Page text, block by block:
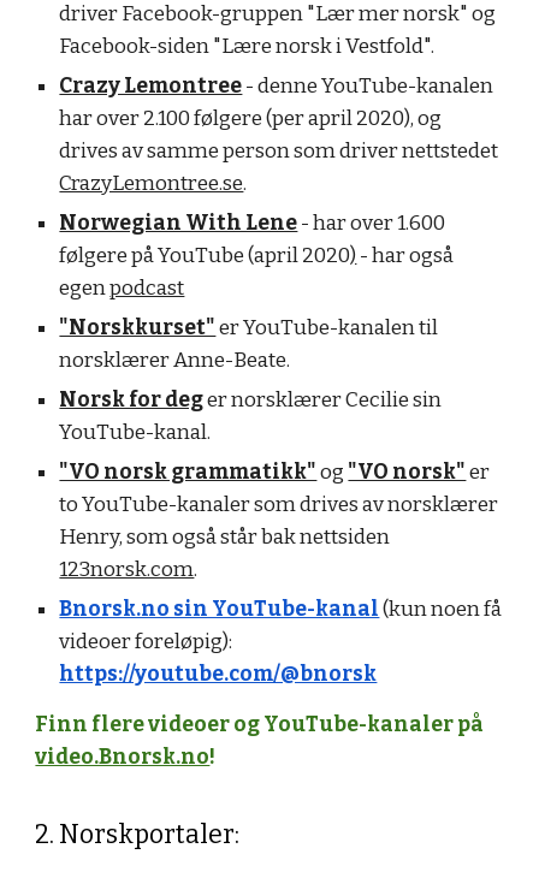
driver Facebook-gruppen "Lær mer norsk" og
Facebook-siden"Lære norsk i Vestfold".
Crazy Lemontree- denne YouTube-kanalen
har over 2.100 følgere (per april 2020), og
drives av samme person som driver nettstedet
CrazyLemontree.se.
Norwegian With Lene- har over 1.600
følgere på YouTube (april 2020)- har også
egenpodcast
"Norskkurset"er YouTube-kanalen til
norsklærer Anne-Beate.
Norsk for deger norsklærer Cecilie sin
YouTube-kanal.
"VO norsk grammatikk"og "VO norsk"er
to YouTube-kanaler som drives av norsklærer
Henry, som også står bak nettsiden
123norsk.com.
Bnorsk.no sin YouTube-kanal(kun noen få
videoer foreløpig):
https://youtube.com/@bnorsk
Finn flere videoer og YouTube-kanaler på
video.Bnorsk.no!
2. Norskportaler: